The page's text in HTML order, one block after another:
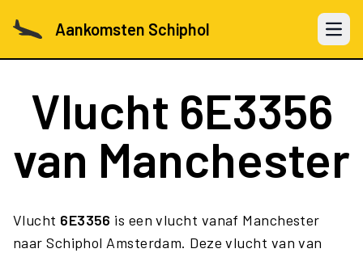
Aankomsten Schiphol Open
Vlucht 6E3356
van Manchester
Vlucht 6E3356 is een vlucht vanaf Manchester
naar Schiphol Amsterdam. Deze vlucht van van